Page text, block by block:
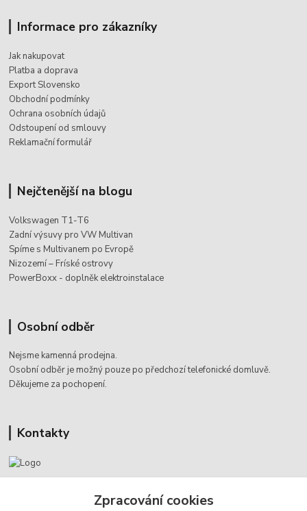
Informace pro zákazníky
Jak nakupovat
Platba a doprava
Export Slovensko
Obchodní podmínky
Ochrana osobních údajů
Odstoupení od smlouvy
Reklamační formulář
Nejčtenější na blogu
Volkswagen T1-T6
Zadní výsuvy pro VW Multivan
Spíme s Multivanem po Evropě
Nizozemí – Fríské ostrovy
PowerBoxx - doplněk elektroinstalace
Osobní odběr
Nejsme kamenná prodejna.
Osobní odběr je možný pouze po předchozí telefonické domluvě.
Děkujeme za pochopení.
Kontakty
+420 602 455 633
Zpracování cookies